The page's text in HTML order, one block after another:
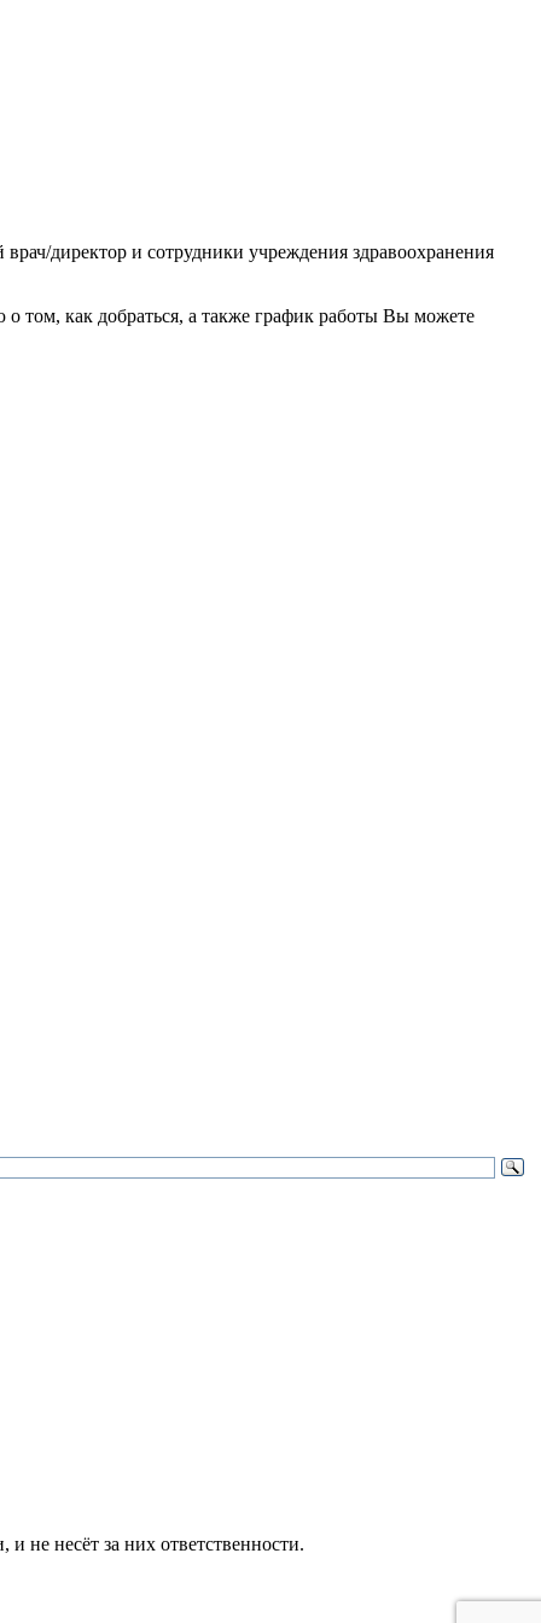
директор и сотрудники учреждения здравоохранения
том, как добраться, а также график работы Вы можете
не несёт за них ответственности.